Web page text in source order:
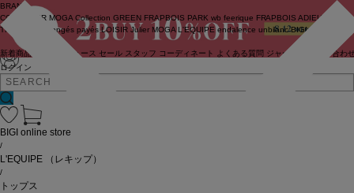
ログイン
BRAND
COUTURIER MOGA Collection GREEN FRAPBOIS PARK wb feerique FRAPBOIS ADIEU
TRISTESSE
congés payés LOISIR Julier MOGA L'EQUIPE endalence unbilanc BIGI online store
新着商品 ニュース セール スタッフ コーディネート よくある質問 ジャーナル お問い合わ
BIGI online store
/
L'EQUIPE （レキップ）
/
トップス